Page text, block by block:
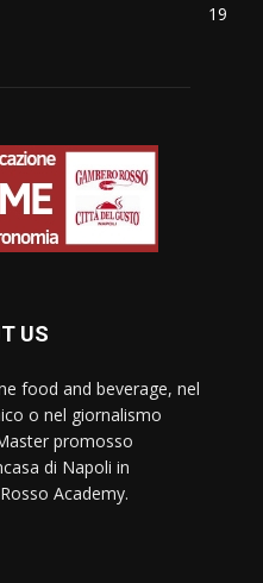
19
US
food and beverage, nel
o nel giornalismo
promosso
di Napoli in
Academy.